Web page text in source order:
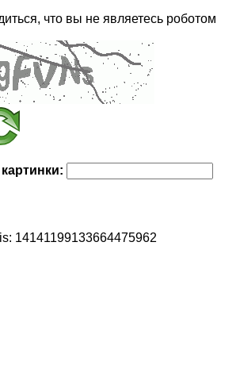
что вы не являетесь роботом
14141199133664475962